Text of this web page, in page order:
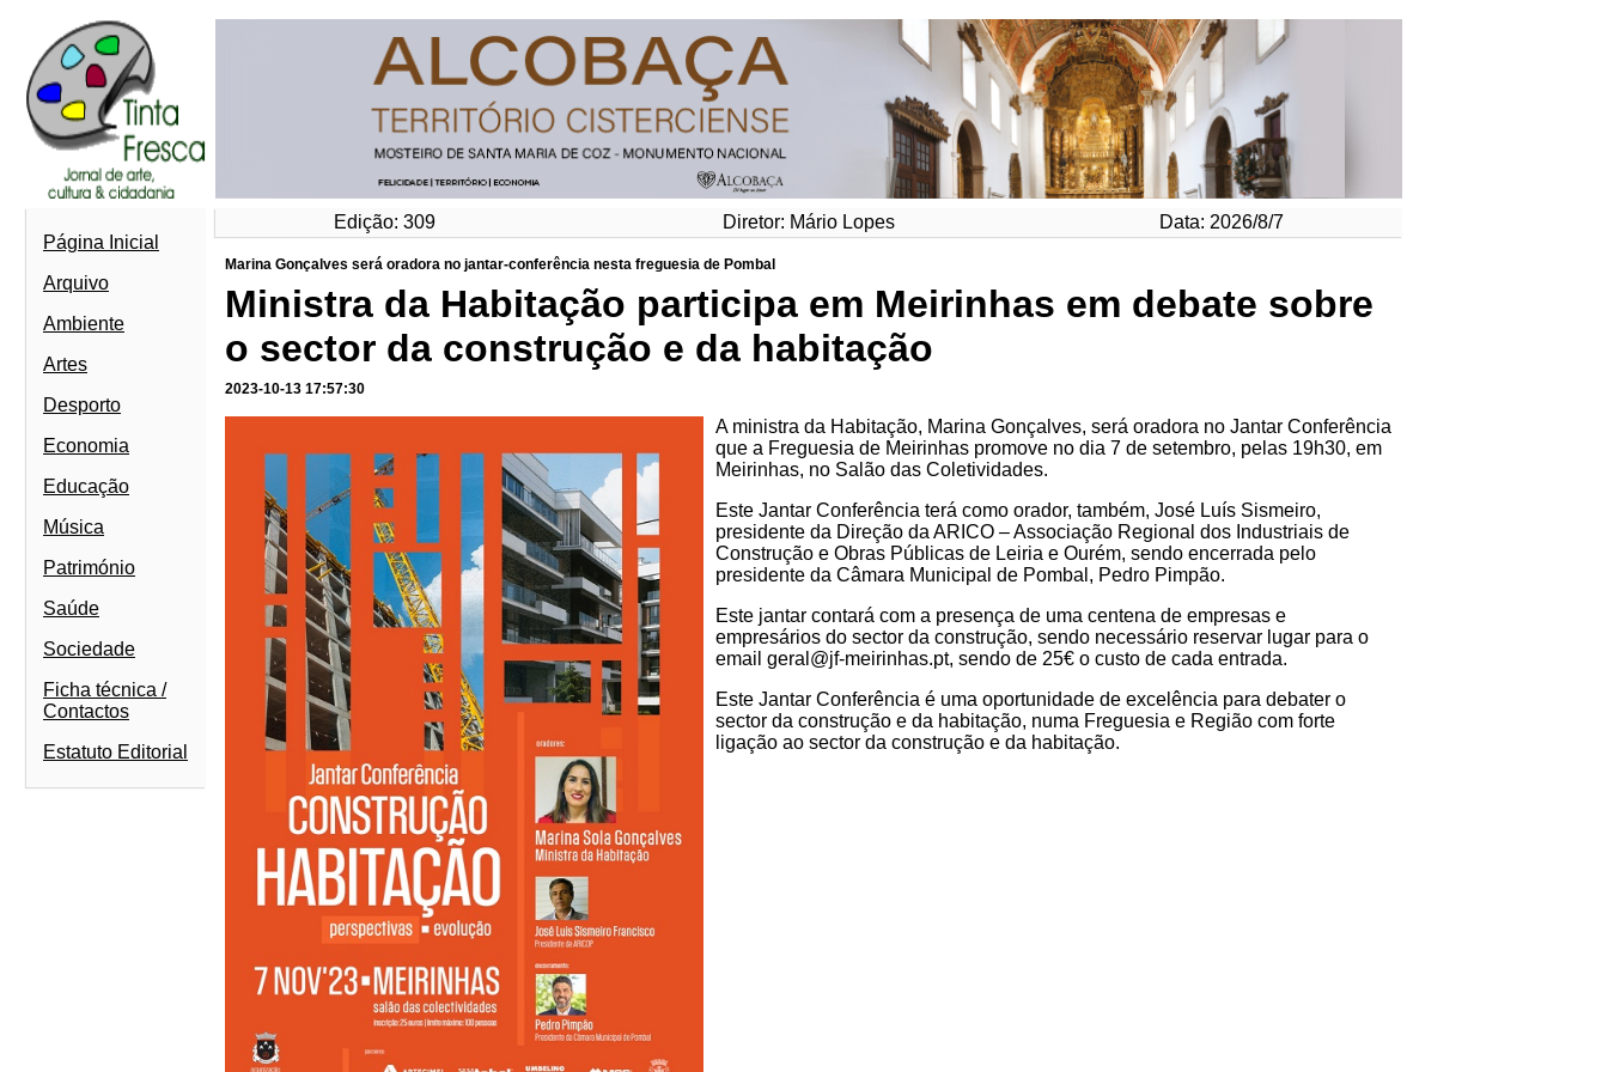
Edição: 309 Diretor: Mário Lopes
Data: 2026/8/7
Página Inicial
Arquivo
Ambiente
Artes
Desporto
Economia
Educação
Música
Património
Saúde
Sociedade
Ficha técnica /
Contactos
Estatuto Editorial
Marina Gonçalves será oradora no jantar-conferência nesta freguesia de Pombal
Ministra da Habitação participa em Meirinhas em debate sobre
o sector da construção e da habitação
2023-10-13 17:57:30
A ministra da Habitação, Marina Gonçalves, será oradora no Jantar Conferência
que a Freguesia de Meirinhas promove no dia 7 de setembro, pelas 19h30, em
Meirinhas, no Salão das Coletividades.
Este Jantar Conferência terá como orador, também, José Luís Sismeiro,
presidente da Direção da ARICO – Associação Regional dos Industriais de
Construção e Obras Públicas de Leiria e Ourém, sendo encerrada pelo
presidente da Câmara Municipal de Pombal, Pedro Pimpão.
Este jantar contará com a presença de uma centena de empresas e
empresários do sector da construção, sendo necessário reservar lugar para o
email geral@jf-meirinhas.pt, sendo de 25€ o custo de cada entrada.
Este Jantar Conferência é uma oportunidade de excelência para debater o
sector da construção e da habitação, numa Freguesia e Região com forte
ligação ao sector da construção e da habitação.